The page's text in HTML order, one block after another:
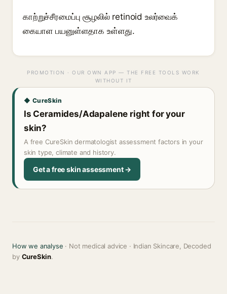
காற்றுச்சீரமைப்பு சூழலில் retinoid உலர்வைக்
கையாள பயனுள்ளதாக உள்ளது.
PROMOTION · OUR OWN APP — THE FREE TOOLS WORK
WITHOUT IT
◆ CureSkin
Is Ceramides/Adapalene right for your
skin?
A free CureSkin dermatologist assessment factors in your
skin type, climate and history.
Get a free skin assessment →
How we analyse · Not medical advice · Indian Skincare, Decoded
by CureSkin.